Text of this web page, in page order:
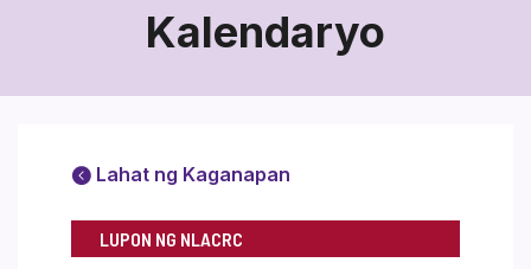
Kalendaryo
Lahat ng Kaganapan
LUPON NG NLACRC